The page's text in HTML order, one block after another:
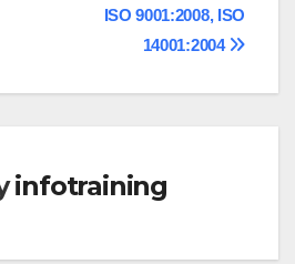
ISO 9001:2008, ISO
14001:2004
infotraining